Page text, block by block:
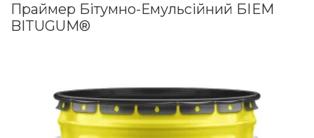
Праймер Бітумно-Емульсійний БІЕМ
BITUGUM®